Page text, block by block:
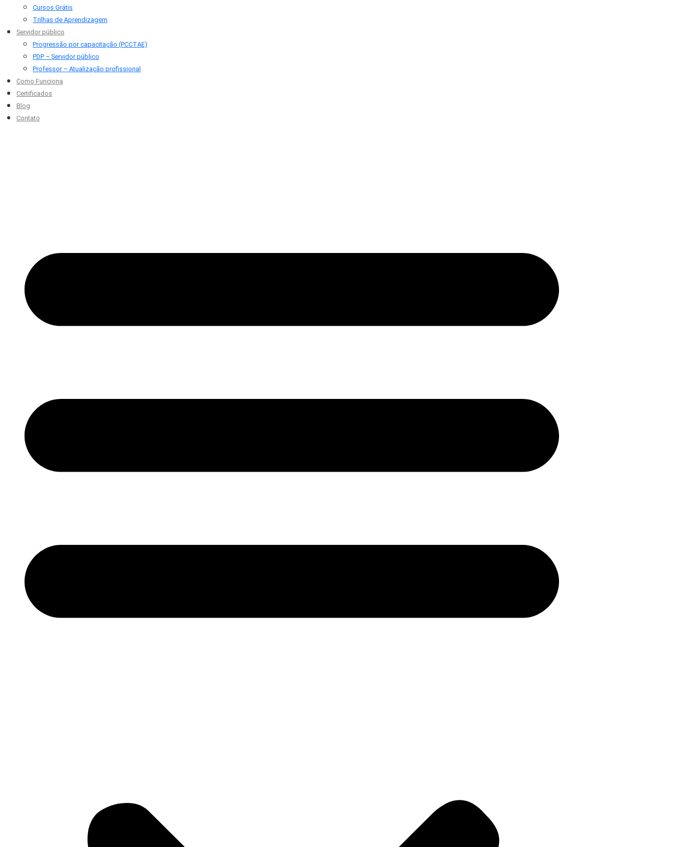
Cursos Grátis
Trilhas de Aprendizagem
Servidor público
Progressão por capacitação (PCCTAE)
PDP – Servidor público
Professor – Atualização profissional
Como Funciona
Certificados
Blog
Contato